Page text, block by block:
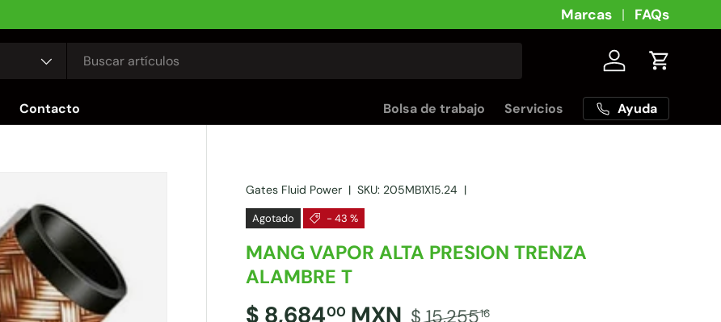
Marcas FAQs
Iniciar sesión
Carrito
Contacto Bolsa de trabajo Servicios Ayuda
Gates Fluid Power |SKU: 205MB1X15.24 |
Agotado - 43 %
MANG VAPOR ALTA PRESION TRENZA
ALAMBRE T
$ 8,68400 MXN $ 15,25516